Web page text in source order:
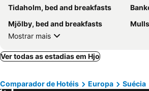
Tidaholm, bed and breakfasts
Mjölby, bed and breakfasts
Mostrar mais
Ver todas as estadias em Hjo
Comparador de Hotéis Europa Suécia